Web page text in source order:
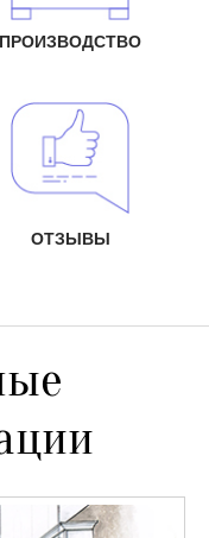
ПРОИЗВОДСТВО
ОТЗЫВЫ